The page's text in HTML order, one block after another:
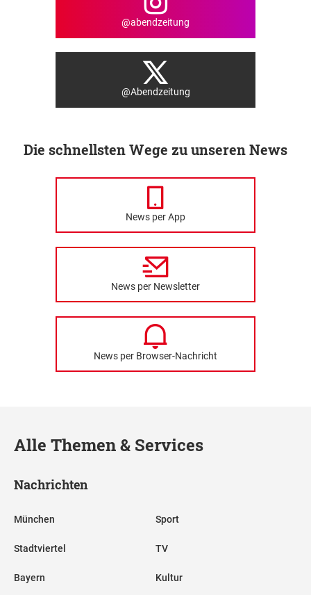
@abendzeitung
@Abendzeitung
Die schnellsten Wege zu unseren News
News per App
News per Newsletter
News per Browser-Nachricht
Alle Themen & Services
Nachrichten
München
Stadtviertel
Bayern
Sport
TV
Kultur